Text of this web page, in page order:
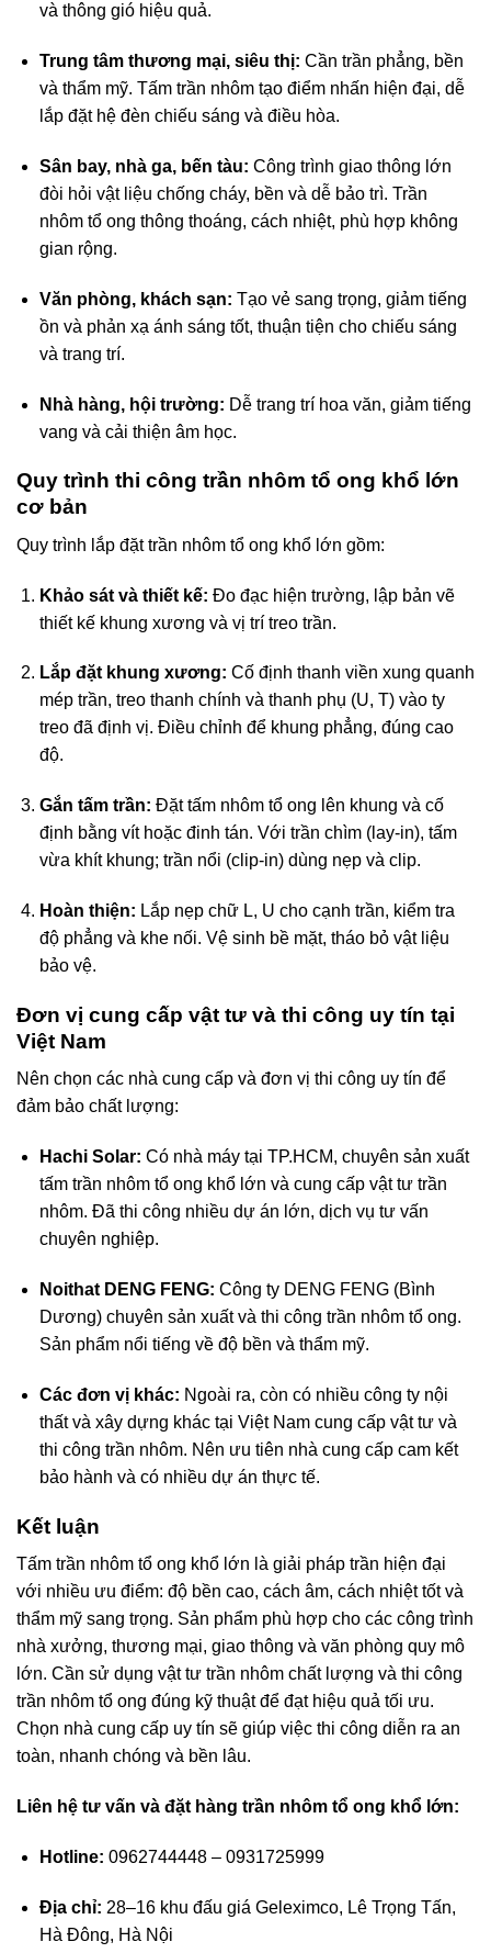
và thông gió hiệu quả.
Trung tâm thương mại, siêu thị: Cần trần phẳng, bền
và thẩm mỹ. Tấm trần nhôm tạo điểm nhấn hiện đại, dễ
lắp đặt hệ đèn chiếu sáng và điều hòa.
Sân bay, nhà ga, bến tàu: Công trình giao thông lớn
đòi hỏi vật liệu chống cháy, bền và dễ bảo trì. Trần
nhôm tổ ong thông thoáng, cách nhiệt, phù hợp không
gian rộng.
Văn phòng, khách sạn: Tạo vẻ sang trọng, giảm tiếng
ồn và phản xạ ánh sáng tốt, thuận tiện cho chiếu sáng
và trang trí.
Nhà hàng, hội trường: Dễ trang trí hoa văn, giảm tiếng
vang và cải thiện âm học.
Quy trình thi công trần nhôm tổ ong khổ lớn
cơ bản
Quy trình lắp đặt trần nhôm tổ ong khổ lớn gồm:
Khảo sát và thiết kế: Đo đạc hiện trường, lập bản vẽ
thiết kế khung xương và vị trí treo trần.
Lắp đặt khung xương: Cố định thanh viền xung quanh
mép trần, treo thanh chính và thanh phụ (U, T) vào ty
treo đã định vị. Điều chỉnh để khung phẳng, đúng cao
độ.
Gắn tấm trần: Đặt tấm nhôm tổ ong lên khung và cố
định bằng vít hoặc đinh tán. Với trần chìm (lay-in), tấm
vừa khít khung; trần nổi (clip-in) dùng nẹp và clip.
Hoàn thiện: Lắp nẹp chữ L, U cho cạnh trần, kiểm tra
độ phẳng và khe nối. Vệ sinh bề mặt, tháo bỏ vật liệu
bảo vệ.
Đơn vị cung cấp vật tư và thi công uy tín tại
Việt Nam
Nên chọn các nhà cung cấp và đơn vị thi công uy tín để
đảm bảo chất lượng:
Hachi Solar: Có nhà máy tại TP.HCM, chuyên sản xuất
tấm trần nhôm tổ ong khổ lớn và cung cấp vật tư trần
nhôm. Đã thi công nhiều dự án lớn, dịch vụ tư vấn
chuyên nghiệp.
Noithat DENG FENG: Công ty DENG FENG (Bình
Dương) chuyên sản xuất và thi công trần nhôm tổ ong.
Sản phẩm nổi tiếng về độ bền và thẩm mỹ.
Các đơn vị khác: Ngoài ra, còn có nhiều công ty nội
thất và xây dựng khác tại Việt Nam cung cấp vật tư và
thi công trần nhôm. Nên ưu tiên nhà cung cấp cam kết
bảo hành và có nhiều dự án thực tế.
Kết luận
Tấm trần nhôm tổ ong khổ lớn là giải pháp trần hiện đại
với nhiều ưu điểm: độ bền cao, cách âm, cách nhiệt tốt và
thẩm mỹ sang trọng. Sản phẩm phù hợp cho các công trình
nhà xưởng, thương mại, giao thông và văn phòng quy mô
lớn. Cần sử dụng vật tư trần nhôm chất lượng và thi công
trần nhôm tổ ong đúng kỹ thuật để đạt hiệu quả tối ưu.
Chọn nhà cung cấp uy tín sẽ giúp việc thi công diễn ra an
toàn, nhanh chóng và bền lâu.
Liên hệ tư vấn và đặt hàng trần nhôm tổ ong khổ lớn:
Hotline: 0962744448 – 0931725999
Địa chỉ: 28–16 khu đấu giá Geleximco, Lê Trọng Tấn,
Hà Đông, Hà Nội